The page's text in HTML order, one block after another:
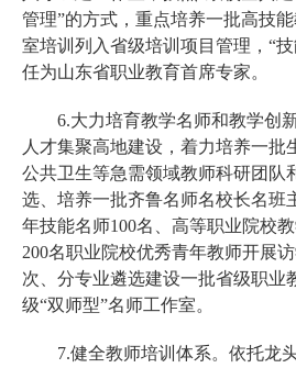
管理”的方式，重点培养一批高技
室培训列入省级培训项目管理，“
任为山东省职业教育首席专家。
6.大力培育教学名师和教学创
人才集聚高地建设，着力培养一批
公共卫生等急需领域教师科研团队
选、培养一批齐鲁名师名校长名班
年技能名师100名、高等职业院校
200名职业院校优秀青年教师开展
次、分专业遴选建设一批省级职业
级“双师型”名师工作室。
7.健全教师培训体系。依托龙